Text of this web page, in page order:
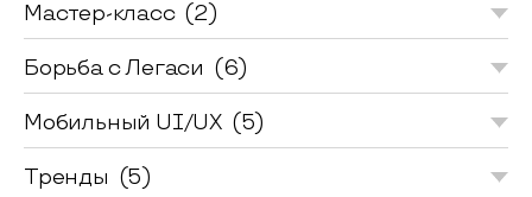
Мастер-класс (2)
Борьба с Легаси (6)
Мобильный UI/UX (5)
Тренды (5)